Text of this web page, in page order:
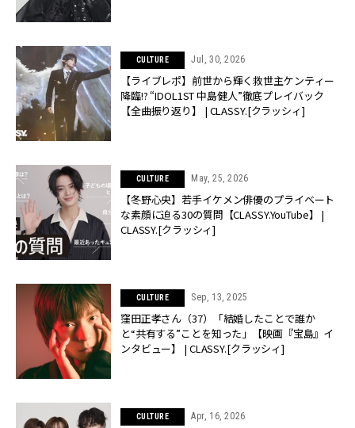
CULTURE Jul, 30, 2026
【ライブレポ】前世から輝く救世主ケンティー
降臨!? “IDOL1ST 中島健人”徹底プレイバック
【全曲振り返り】 | CLASSY.[クラッシィ]
CULTURE May, 25, 2026
【冬野心央】若手イケメン俳優のプライベート
な素顔に迫る30の質問【CLASSY.YouTube】 |
CLASSY.[クラッシィ]
CULTURE Sep, 13, 2025
窪田正孝さん（37）「結婚したことで誰か
と“共有する”ことを知った」【映画『宝島』イ
ンタビュー】 | CLASSY.[クラッシィ]
CULTURE Apr, 16, 2026